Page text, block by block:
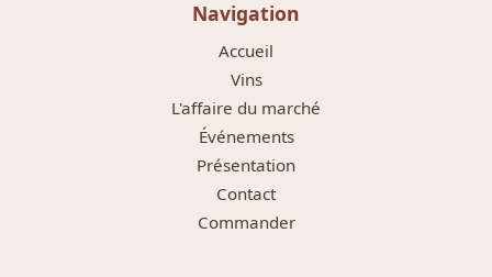
Navigation
Accueil
Vins
L'affaire du marché
Événements
Présentation
Contact
Commander